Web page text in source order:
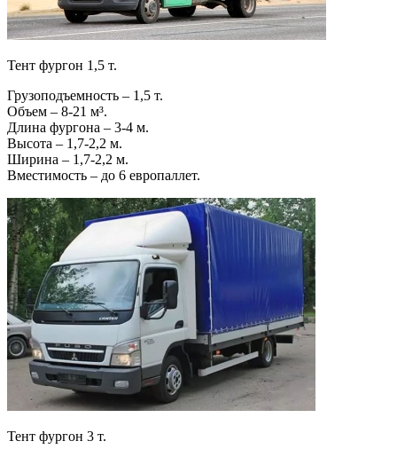
Тент фургон 1,5 т.
Грузоподъемность – 1,5 т.
Объем – 8-21 м³.
Длина фургона – 3-4 м.
Высота – 1,7-2,2 м.
Ширина – 1,7-2,2 м.
Вместимость – до 6 европаллет.
Тент фургон 3 т.